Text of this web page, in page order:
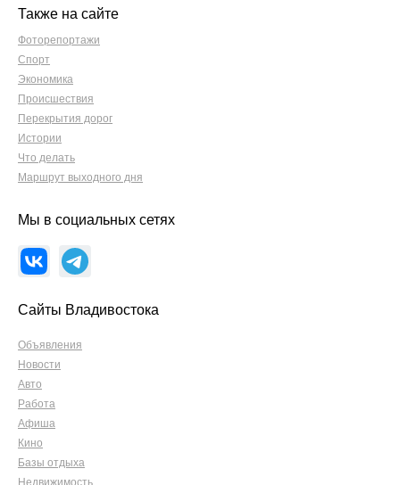
Также на сайте
Фоторепортажи
Спорт
Экономика
Происшествия
Перекрытия дорог
Истории
Что делать
Маршрут выходного дня
Мы в социальных сетях
Сайты Владивостока
Объявления
Новости
Авто
Работа
Афиша
Кино
Базы отдыха